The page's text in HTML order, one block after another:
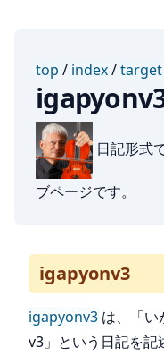
top / index/target
日記形式
ブページです。
igapyonv3
igapyonv3 は、「い
v3」という日記を記